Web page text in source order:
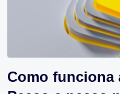
Como funciona